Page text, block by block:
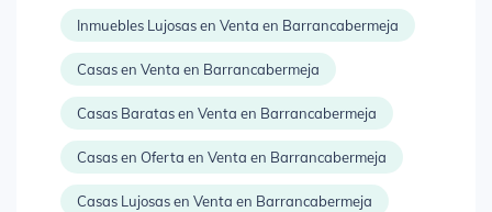
Inmuebles Lujosas en Venta en Barrancabermeja
Casas en Venta en Barrancabermeja
Casas Baratas en Venta en Barrancabermeja
Casas en Oferta en Venta en Barrancabermeja
Casas Lujosas en Venta en Barrancabermeja